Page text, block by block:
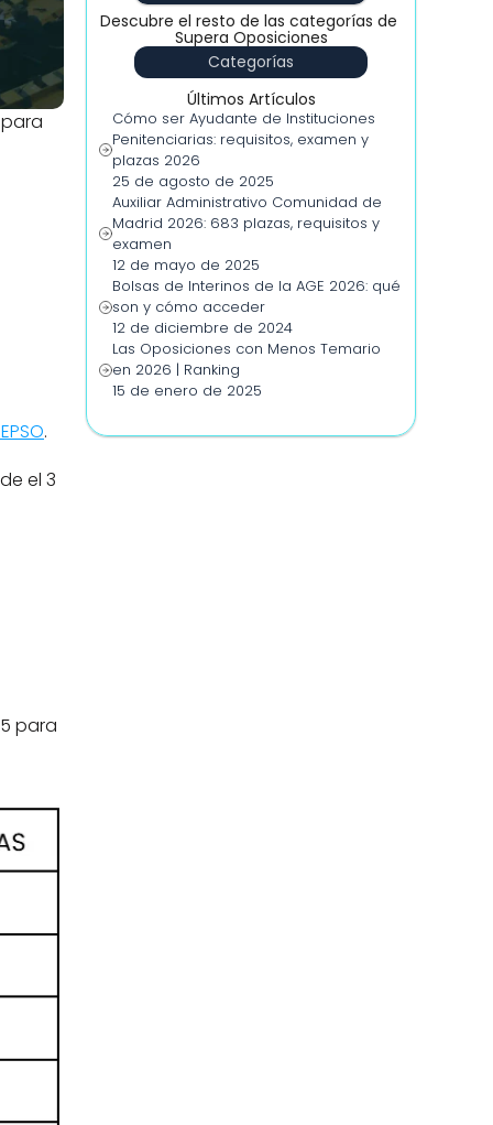
.
el 3
para
Descubre el resto de las categorías de
Supera Oposiciones
Categorías
Últimos Artículos
Cómo ser Ayudante de Instituciones
Penitenciarias: requisitos, examen y
plazas 2026
25 de agosto de 2025
Auxiliar Administrativo Comunidad de
Madrid 2026: 683 plazas, requisitos y
examen
12 de mayo de 2025
Bolsas de Interinos de la AGE 2026: qué
son y cómo acceder
12 de diciembre de 2024
Las Oposiciones con Menos Temario
en 2026 | Ranking
15 de enero de 2025